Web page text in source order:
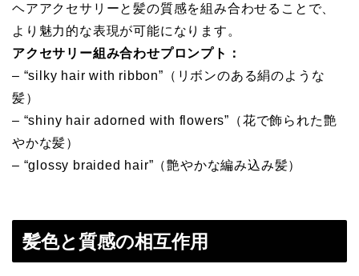
ヘアアクセサリーと髪の質感を組み合わせることで、
より魅力的な表現が可能になります。
アクセサリー組み合わせプロンプト：
– “silky hair with ribbon”（リボンのある絹のような
髪）
– “shiny hair adorned with flowers”（花で飾られた艶
やかな髪）
– “glossy braided hair”（艶やかな編み込み髪）
髪色と質感の相互作用